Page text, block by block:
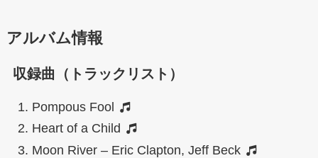
アルバム情報
収録曲（トラックリスト）
Pompous Fool
Heart of a Child
Moon River – Eric Clapton, Jeff Beck